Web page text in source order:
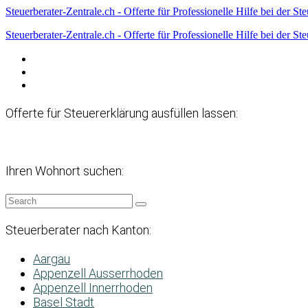
Steuerberater-Zentrale.ch - Offerte für Professionelle Hilfe bei der
Steuerberater-Zentrale.ch - Offerte für Professionelle Hilfe bei der
Offerte für Steuererklärung ausfüllen lassen:
Ihren Wohnort suchen:
Steuerberater nach Kanton:
Aargau
Appenzell Ausserrhoden
Appenzell Innerrhoden
Basel Stadt